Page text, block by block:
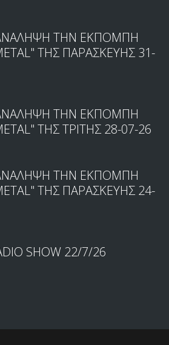
ΤΗΝ ΕΚΠΟΜΠΗ
ΤΗΣ ΠΑΡΑΣΚΕΥΗΣ 31-
ΤΗΝ ΕΚΠΟΜΠΗ
ΤΗΣ ΤΡΙΤΗΣ 28-07-26
ΤΗΝ ΕΚΠΟΜΠΗ
ΤΗΣ ΠΑΡΑΣΚΕΥΗΣ 24-
SHOW 22/7/26